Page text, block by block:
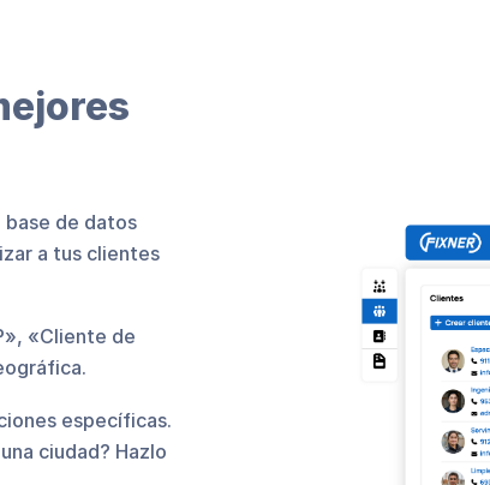
de datos
a tus clientes
«Cliente de
específicas.
ciudad? Hazlo